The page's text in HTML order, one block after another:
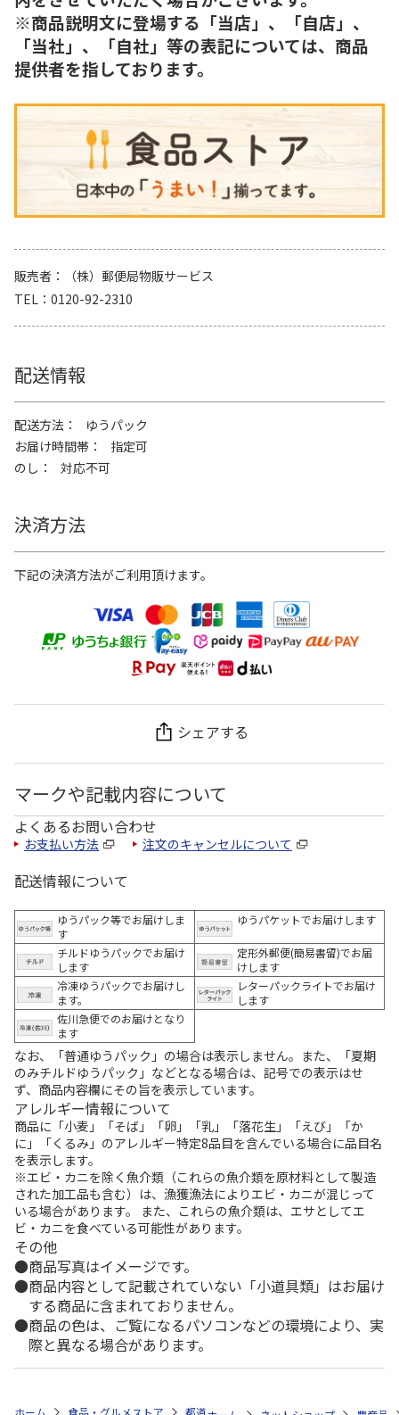
※商品説明文に登場する「当店」、「自店」、
「当社」、「自社」等の表記については、商品
提供者を指しております。
販売者
（株）郵便局物販サービス
TEL
0120-92-2310
配送情報
配送方法
ゆうパック
お届け時間帯
指定可
のし
対応不可
決済方法
下記の決済方法がご利用頂けます。
シェアする
マークや記載内容について
よくあるお問い合わせ
お支払い方法 注文のキャンセルについて
配送情報について
ゆうパック等でお届けしま
す
ゆうパケットでお届けします
チルドゆうパックでお届け
します
定形外郵便(簡易書留)でお届
けします
冷凍ゆうパックでお届けし
ます。
レターパックライトでお届け
します
佐川急便でのお届けとなり
ます
なお、「普通ゆうパック」の場合は表示しません。また、「夏期
のみチルドゆうパック」などとなる場合は、記号での表示はせ
ず、商品内容欄にその旨を表示しています。
アレルギー情報について
商品に「小麦」「そば」「卵」「乳」「落花生」「えび」「か
に」「くるみ」のアレルギー特定8品目を含んでいる場合に品目名
を表示します。
※エビ・カニを除く魚介類（これらの魚介類を原材料として製造
された加工品も含む）は、漁獲漁法によりエビ・カニが混じって
いる場合があります。 また、これらの魚介類は、エサとしてエ
ビ・カニを食べている可能性があります。
その他
商品写真はイメージです。
商品内容として記載されていない「小道具類」はお届け
する商品に含まれておりません。
商品の色は、ご覧になるパソコンなどの環境により、実
際と異なる場合があります。